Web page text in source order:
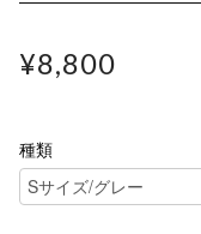
¥8,800
種類